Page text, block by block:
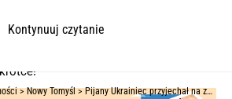
Kontynuuj czytanie
>Nowy Tomyśl>Pijany Ukrainiec przyjechał na zakupy i autem rozbił szybę Biedronki